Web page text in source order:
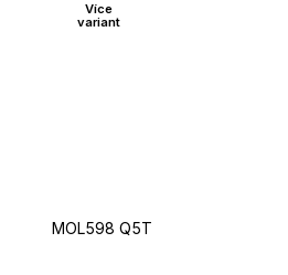
Více
variant
MOL598 Q5T